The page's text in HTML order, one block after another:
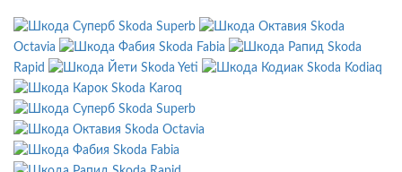
Skoda Superb
Skoda
Octavia
Skoda Fabia
Skoda
Rapid
Skoda Yeti
Skoda Kodiaq
Skoda Karoq
Skoda Superb
Skoda Octavia
Skoda Fabia